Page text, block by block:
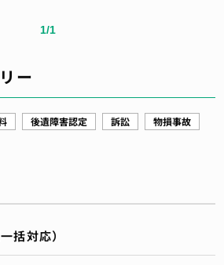
1/1
ー
後遺障害認定 訴訟 物損事故
括対応）